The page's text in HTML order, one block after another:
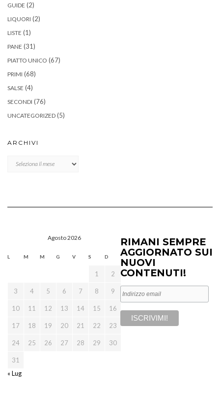
GUIDE (2)
LIQUORI (2)
LISTE (1)
PANE (31)
PIATTO UNICO (67)
PRIMI (68)
SALSE (4)
SECONDI (76)
UNCATEGORIZED (5)
ARCHIVI
Agosto 2026
L M M G V S D
1 2
3 4 5 6 7 8 9
10 11 12 13 14 15 16
17 18 19 20 21 22 23
24 25 26 27 28 29 30
31
« Lug
RIMANI SEMPRE
AGGIORNATO SUI
NUOVI
CONTENUTI!